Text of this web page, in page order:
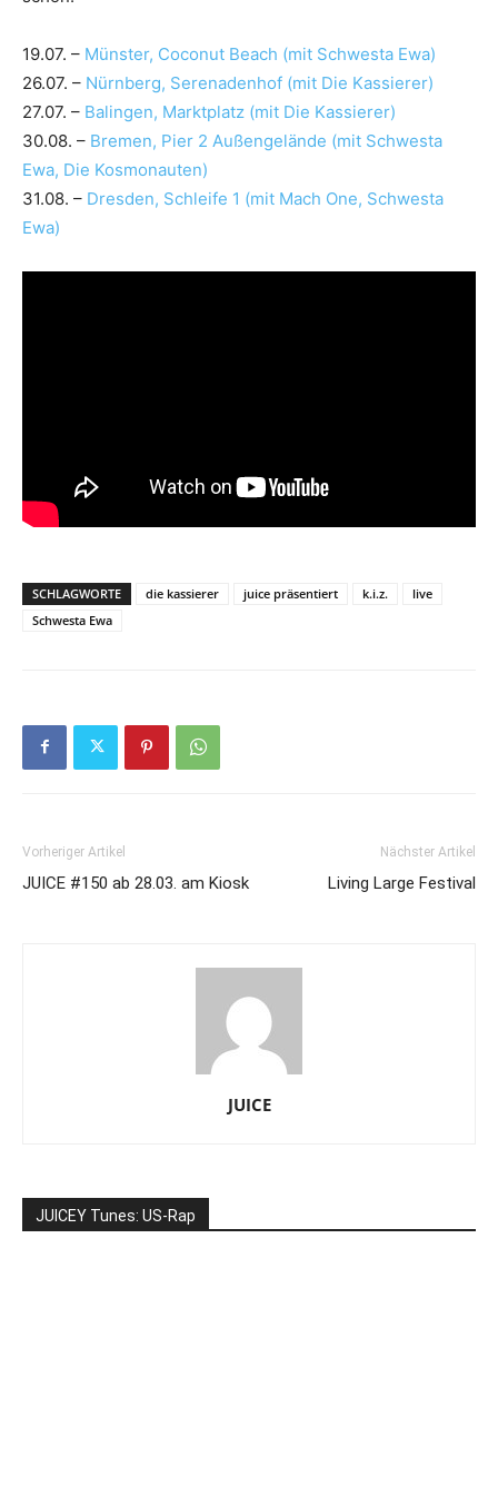
19.07. – Münster, Coconut Beach (mit Schwesta Ewa)
26.07. – Nürnberg, Serenadenhof (mit Die Kassierer)
27.07. – Balingen, Marktplatz (mit Die Kassierer)
30.08. – Bremen, Pier 2 Außengelände (mit Schwesta
Ewa, Die Kosmonauten)
31.08. – Dresden, Schleife 1 (mit Mach One, Schwesta
Ewa)
SCHLAGWORTE die kassierer juice präsentiert k.i.z.
live
Schwesta Ewa
Vorheriger Artikel
JUICE #150 ab 28.03. am Kiosk
Nächster Artikel
Living Large Festival
JUICE
JUICEY Tunes: US-Rap